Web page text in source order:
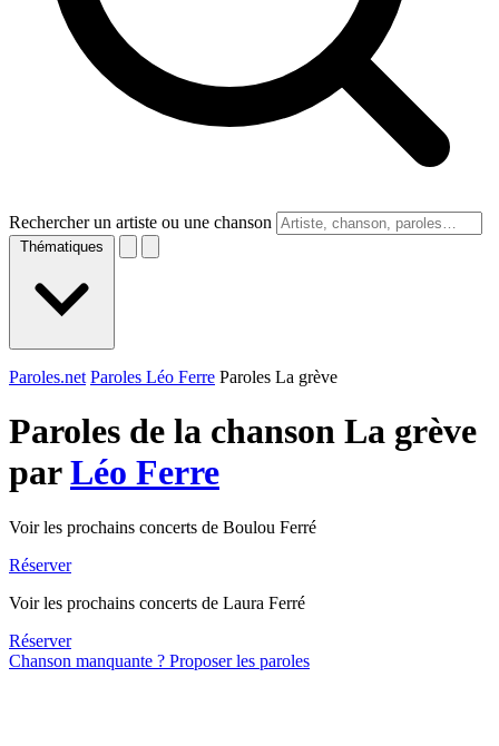
Rechercher un artiste ou une chanson
Thématiques
Paroles.net Paroles Léo Ferre Paroles La grève
Paroles de la chanson La grève
parLéo Ferre
Voir les prochains concerts de Boulou Ferré
Réserver
Voir les prochains concerts de Laura Ferré
Réserver
Chanson manquante ? Proposer les paroles